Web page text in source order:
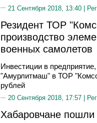
21 Сентября 2018, 13:40 |
Резидент ТОР
производство
военных самолетов
Инвестиции в
"Амурлитмаш" в ТОР
рублей
20 Сентября 2018, 17:57 |
Хабаровчане